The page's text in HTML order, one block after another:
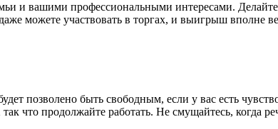
и вашими профессиональными интересами.
можете участвовать в торгах, и выигрыш вполне
позволено быть свободным, если у вас есть
что продолжайте работать. Не смущайтесь, когда